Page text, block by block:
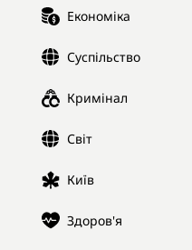
Економіка
Суспільство
Кримінал
Світ
Київ
Здоров'я